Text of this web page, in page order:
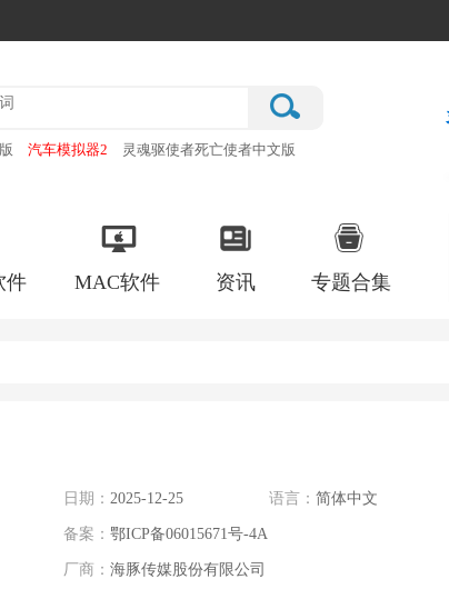
汽车模拟器2
灵魂驱使者死亡使者中文版
件 MAC软件 资讯 专题合集
日期： 2025-12-25 语言： 简体中文
备案： 鄂ICP备06015671号-4A
厂商： 海豚传媒股份有限公司